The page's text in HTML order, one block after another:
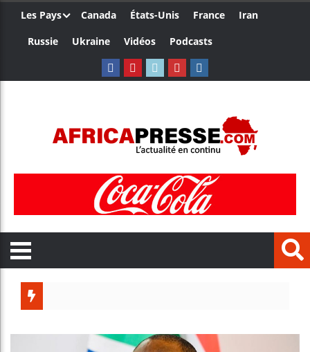
Les Pays Canada États-Unis France
Iran
Russie
Ukraine Vidéos Podcasts